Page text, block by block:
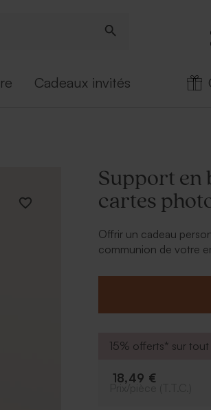
Cadeaux invités
Support en
cartes
Offrir un cadeau
communion de votre
plus beau sourire de
Fleurs séchées
Support en bois
15% offerts* sur
18,49 €